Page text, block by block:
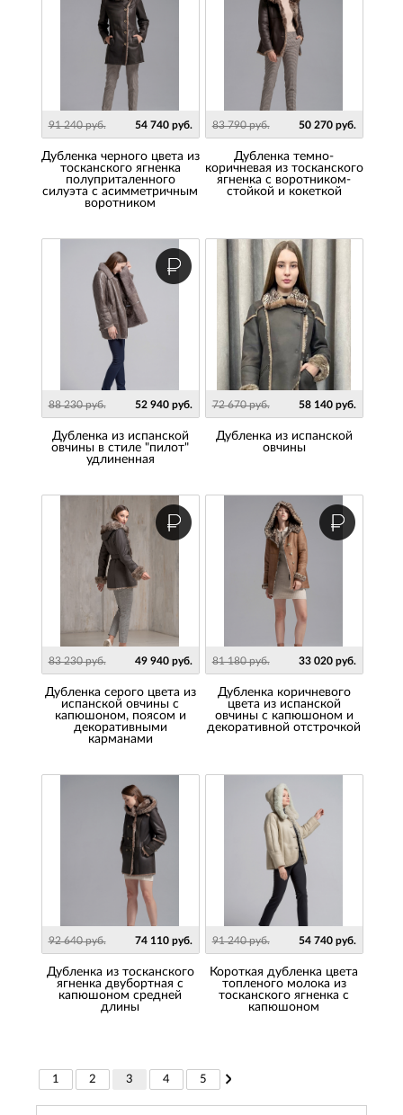
91 240 руб. 54 740 руб.
Дубленка черного цвета из
тосканского ягненка
полуприталенного
силуэта с асимметричным
воротником
83 790 руб. 50 270 руб.
Дубленка темно-
коричневая из тосканского
ягненка с воротником-
стойкой и кокеткой
88 230 руб. 52 940 руб.
Дубленка из испанской
овчины в стиле "пилот"
удлиненная
72 670 руб. 58 140 руб.
Дубленка из испанской
овчины
83 230 руб. 49 940 руб.
Дубленка серого цвета из
испанской овчины с
капюшоном, поясом и
декоративными
карманами
81 180 руб. 33 020 руб.
Дубленка коричневого
цвета из испанской
овчины с капюшоном и
декоративной отстрочкой
92 640 руб. 74 110 руб.
Дубленка из тосканского
ягненка двубортная с
капюшоном средней
длины
91 240 руб. 54 740 руб.
Короткая дубленка цвета
топленого молока из
тосканского ягненка с
капюшоном
1 2 3 4 5